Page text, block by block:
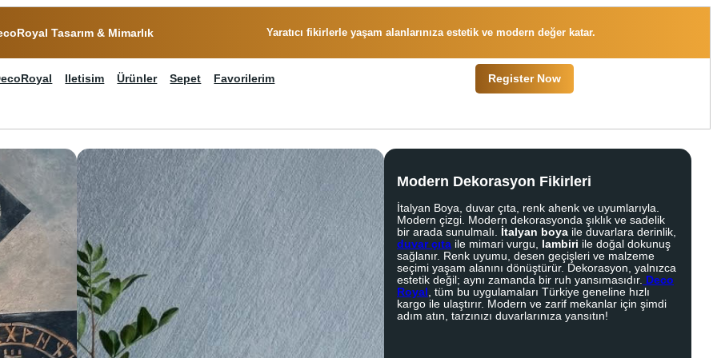
Tasarım & Mimarlık Yaratıcı fikirlerle yaşam alanlarınıza estetik ve modern değer katar.
Iletisim Ürünler Sepet Favorilerim Register Now
Modern Dekorasyon Fikirleri
İtalyan Boya, duvar çıta, renk ahenk ve uyumlarıyla.
Modern çizgi. Modern dekorasyonda şıklık ve sadelik
bir arada sunulmalı. İtalyan boya ile duvarlara derinlik,
duvar çıta ile mimari vurgu, lambiri ile doğal dokunuş
sağlanır. Renk uyumu, desen geçişleri ve malzeme
seçimi yaşam alanını dönüştürür. Dekorasyon, yalnızca
estetik değil; aynı zamanda bir ruh yansımasıdır. Deco
Royal , tüm bu uygulamaları Türkiye geneline hızlı
kargo ile ulaştırır. Modern ve zarif mekanlar için şimdi
adım atın, tarzınızı duvarlarınıza yansıtın!